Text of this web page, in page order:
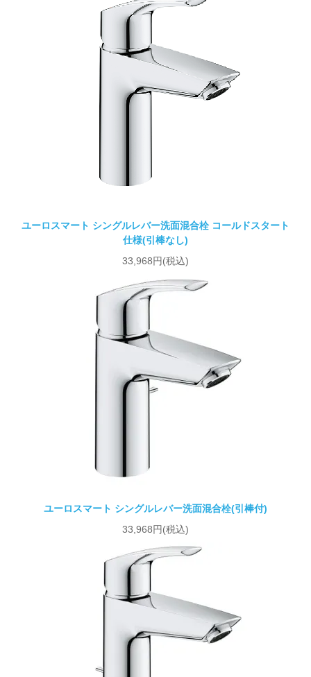
ユーロスマート シングルレバー洗面混合栓 コールドスタート
仕様(引棒なし)
33,968円(税込)
ユーロスマート シングルレバー洗面混合栓(引棒付)
33,968円(税込)